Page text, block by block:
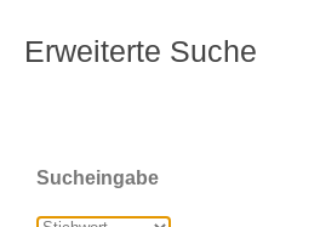
Erweiterte Suche
Sucheingabe